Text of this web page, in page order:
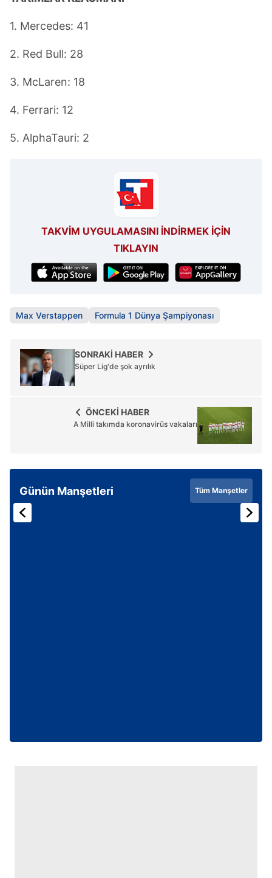
1. Mercedes: 41
2. Red Bull: 28
3. McLaren: 18
4. Ferrari: 12
5. AlphaTauri: 2
TAKVİM UYGULAMASINI İNDİRMEK İÇİN
TIKLAYIN
Max Verstappen Formula 1 Dünya Şampiyonası
SONRAKİ HABER
Süper Lig'de şok ayrılık
ÖNCEKİ HABER
A Milli takımda koronavirüs vakaları
Günün Manşetleri Tüm Manşetler